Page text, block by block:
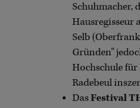
Schuhmacher,
Hausregisseur
Selb
Gründen"
Hochschule
Radebeul
DasFestival